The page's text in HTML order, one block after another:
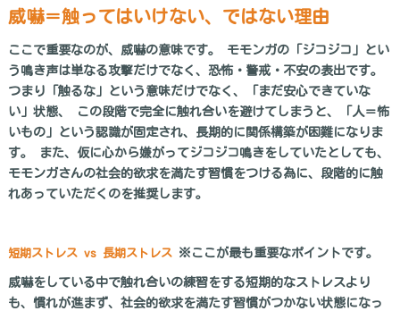
威嚇＝触ってはいけない、ではない理由
ここで重要なのが、威嚇の意味です。 モモンガの「ジコジコ」とい
う鳴き声は単なる攻撃だけでなく、恐怖・警戒・不安の表出です。
つまり「触るな」という意味だけでなく、「まだ安心できていな
い」状態、 この段階で完全に触れ合いを避けてしまうと、「人＝怖
いもの」という認識が固定され、長期的に関係構築が困難になりま
す。 また、仮に心から嫌がってジコジコ鳴きをしていたとしても、
モモンガさんの社会的欲求を満たす習慣をつける為に、段階的に触
れあっていただくのを推奨します。
短期ストレス vs 長期ストレス※ここが最も重要なポイントです。
威嚇をしている中で触れ合いの練習をする短期的なストレスより
も、慣れが進まず、社会的欲求を満たす習慣がつかない状態になっ